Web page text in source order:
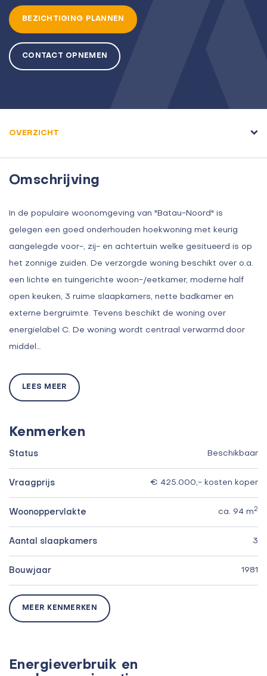
BEZICHTIGING PLANNEN
CONTACT OPNEMEN
OVERZICHT
Omschrijving
In de populaire woonomgeving van "Batau-Noord" is
gelegen een goed onderhouden hoekwoning met keurig
aangelegde voor-, zij- en achtertuin welke gesitueerd is op
het zonnige zuiden. De verzorgde woning beschikt over o.a.
een lichte en tuingerichte woon-/eetkamer, moderne half
open keuken, 3 ruime slaapkamers, nette badkamer en
externe bergruimte. Tevens beschikt de woning over
energielabel C. De woning wordt centraal verwarmd door
middel…
LEES MEER
Kenmerken
Status Beschikbaar
Vraagprijs € 425.000,- kosten koper
Woonoppervlakte ca. 94 m2
Aantal slaapkamers 3
Bouwjaar 1981
MEER KENMERKEN
Energieverbruik en